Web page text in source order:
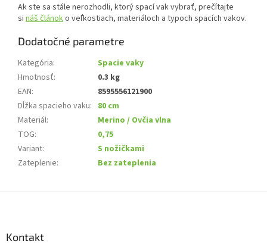
Ak ste sa stále nerozhodli, ktorý spací vak vybrať, prečítajte
si náš článoko veľkostiach, materiáloch a typoch spacích vakov.
Dodatočné parametre
Kategória:
Spacie vaky
Hmotnosť:
0.3 kg
EAN:
8595556121900
Dĺžka spacieho vaku: 80 cm
Materiál:
Merino / Ovčia vlna
TOG:
0,75
Variant:
S nožičkami
Zateplenie: Bez zateplenia
Kontakt